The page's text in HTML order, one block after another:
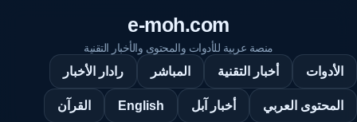
e-moh.com
منصة عربية للأدوات والمحتوى والأخبار التقنية
الأدوات أخبار التقنية المباشر رادار الأخبار
المحتوى العربي أخبار آبل English القرآن